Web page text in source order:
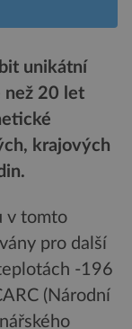
unikátní
než 20 let
krajových
v tomto
pro další
-196
(Národní